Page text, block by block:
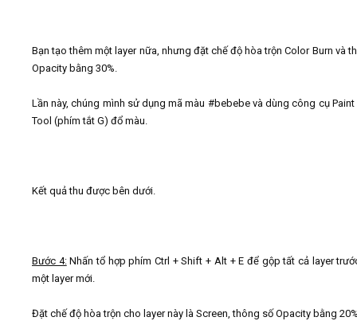
Bạn tạo thêm một layer nữa, nhưng đặt chế độ hòa trộn Color Burn và
Opacity bằng 30%.
Lần này, chúng mình sử dụng mã màu #bebebe và dùng công cụ Paint
Tool (phím tắt G) đổ màu.
Kết quả thu được bên dưới.
Bước 4: Nhấn tổ hợp phím Ctrl + Shift + Alt + E để gộp tất cả layer
một layer mới.
Đặt chế độ hòa trộn cho layer này là Screen, thông số Opacity bằng